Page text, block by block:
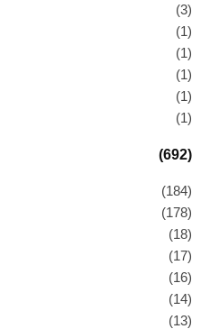
(3)
(1)
(1)
(1)
(1)
(1)
(692)
(184)
(178)
(18)
(17)
(16)
(14)
(13)